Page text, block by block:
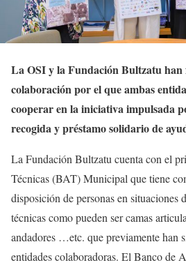
La OSI y la Fundación Bultzatu
colaboración por el que ambas
cooperar en la iniciativa impulsada
recogida y préstamo solidario de
La Fundación Bultzatu cuenta con el
Técnicas (BAT) Municipal que tiene
disposición de personas en situaciones
técnicas como pueden ser camas
andadores …etc. que previamente han
entidades colaboradoras. El Banco de